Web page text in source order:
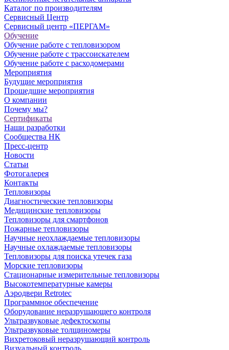
Каталог по производителям
Сервисный Центр
Сервисный центр «ПЕРГАМ»
Обучение
Обучение работе с тепловизором
Обучение работе с трассоискателем
Обучение работе с расходомерами
Мероприятия
Будущие мероприятия
Прошедшие мероприятия
О компании
Почему мы?
Сертификаты
Наши разработки
Сообщества НК
Пресс-центр
Новости
Статьи
Фотогалерея
Контакты
Тепловизоры
Диагностические тепловизоры
Медицинские тепловизоры
Тепловизоры для смартфонов
Пожарные тепловизоры
Научные неохлаждаемые тепловизоры
Научные охлаждаемые тепловизоры
Тепловизоры для поиска утечек газа
Морские тепловизоры
Стационарные измерительные тепловизоры
Высокотемпературные камеры
Аэродвери Retrotec
Программное обеспечение
Оборудование неразрушающего контроля
Ультразвуковые дефектоскопы
Ультразвуковые толщиномеры
Вихретоковый неразрушающий контроль
Визуальный контроль